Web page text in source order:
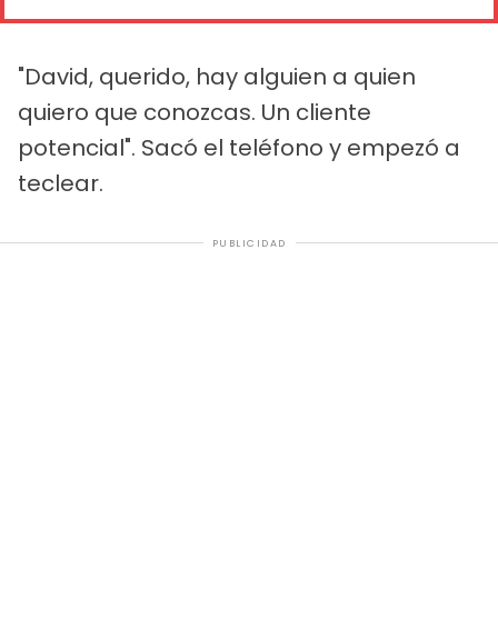
"David, querido, hay alguien a quien
quiero que conozcas. Un cliente
potencial". Sacó el teléfono y empezó a
teclear.
PUBLICIDAD